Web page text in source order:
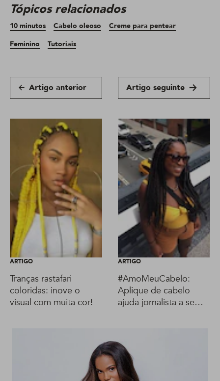
Tópicos relacionados
10 minutos Cabelo oleoso
Creme para pentear
Feminino
Tutoriais
Artigo anterior Artigo seguinte
ARTIGO
Tranças rastafari
coloridas: inove o
visual com muita cor!
ARTIGO
#AmoMeuCabelo:
Aplique de cabelo
ajuda jornalista a se